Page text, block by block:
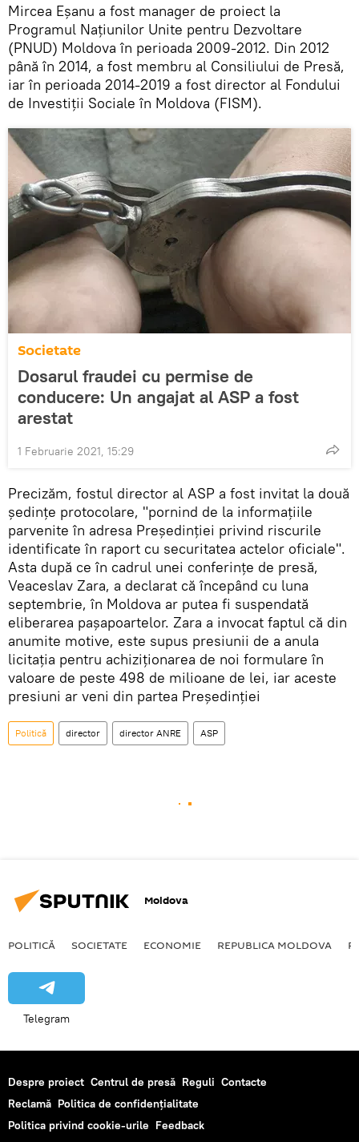
Mircea Eșanu a fost manager de proiect la
Programul Naţiunilor Unite pentru Dezvoltare
(PNUD) Moldova în perioada 2009-2012. Din 2012
până în 2014, a fost membru al Consiliului de Presă,
iar în perioada 2014-2019 a fost director al Fondului
de Investiţii Sociale în Moldova (FISM).
Societate
Dosarul fraudei cu permise de
conducere: Un angajat al ASP a fost
arestat
1 Februarie 2021, 15:29
Precizăm, fostul director al ASP a fost invitat la două
ședințe protocolare, "pornind de la informațiile
parvenite în adresa Președinției privind riscurile
identificate în raport cu securitatea actelor oficiale".
Asta după ce în cadrul unei conferințe de presă,
Veaceslav Zara, a declarat că începând cu luna
septembrie, în Moldova ar putea fi suspendată
eliberarea pașapoartelor. Zara a invocat faptul că din
anumite motive, este supus presiunii de a anula
licitația pentru achiziționarea de noi formulare în
valoare de peste 498 de milioane de lei, iar aceste
presiuni ar veni din partea Președinției
Politică director director ANRE ASP
Moldova
POLITICĂ SOCIETATE ECONOMIE REPUBLICA MOLDOVA
Telegram
Despre proiect Centrul de presă Reguli Contacte
Reclamă Politica de confidențialitate
Politica privind cookie-urile Feedback